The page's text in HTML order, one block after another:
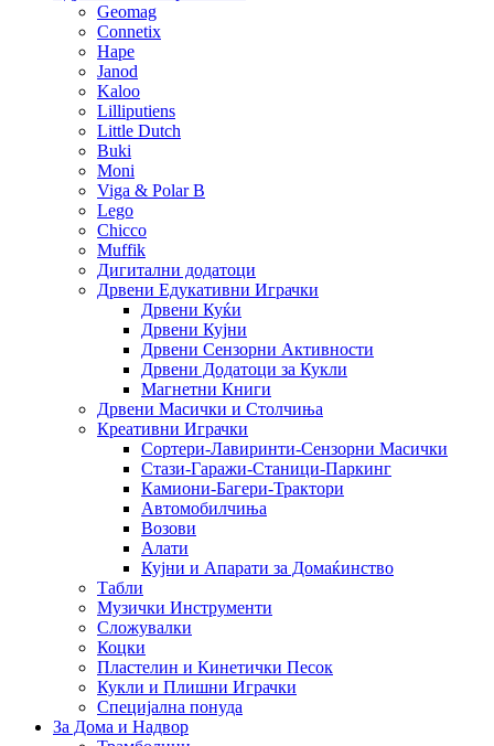
Geomag
Connetix
Hape
Janod
Kaloo
Lilliputiens
Little Dutch
Buki
Moni
Viga & Polar B
Lego
Chicco
Muffik
Дигитални додатоци
Дрвени Едукативни Играчки
Дрвени Куќи
Дрвени Кујни
Дрвени Сензорни Активности
Дрвени Додатоци за Кукли
Магнетни Книги
Дрвени Масички и Столчиња
Креативни Играчки
Сортери-Лавиринти-Сензорни Масички
Стази-Гаражи-Станици-Паркинг
Камиони-Багери-Трактори
Автомобилчиња
Возови
Алати
Кујни и Апарати за Домаќинство
Табли
Музички Инструменти
Сложувалки
Коцки
Пластелин и Кинетички Песок
Кукли и Плишни Играчки
Специјална понуда
За Дома и Надвор